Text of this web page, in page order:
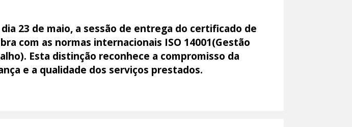
23 de maio, a sessão de entrega do certificado de
com as normas internacionais ISO 14001(Gestão
Esta distinção reconhece a compromisso da
e a qualidade dos serviços prestados.